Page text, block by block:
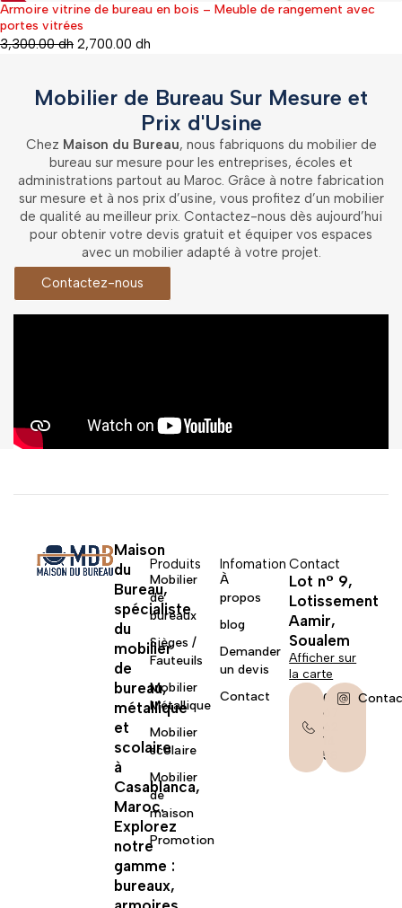
36%
Armoire vitrine de bureau en bois – Meuble de rangement avec
portes vitrées
3,300.00dh 2,700.00 dh
Mobilier de Bureau Sur Mesure et
Prix d'Usine
Chez Maison du Bureau, nous fabriquons du mobilier de
bureau sur mesure pour les entreprises, écoles et
administrations partout au Maroc. Grâce à notre fabrication
sur mesure et à nos prix d’usine, vous profitez d’un mobilier
de qualité au meilleur prix. Contactez-nous dès aujourd’hui
pour obtenir votre devis gratuit et équiper vos espaces
avec un mobilier adapté à votre projet.
Contactez-nous
Maison
du
Bureau,
spécialiste
du
mobilier
de
bureau,
métallique
et
scolaire
à
Casablanca,
Maroc.
Explorez
notre
gamme :
bureaux,
Produits
Mobilier
de
bureaux
Sièges /
Fauteuils
Mobilier
Métallique
Mobilier
scolaire
Mobilier
de
maison
Promotion
Infomation
À
propos
blog
Demander
un devis
Contact
Contact
Lot n° 9,
Lotissement
Aamir,
Soualem
Afficher sur
la carte
06
67
62
14
58